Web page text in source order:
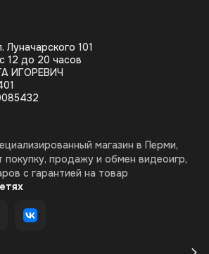
Луначарского 101
12 до 20 часов
ИГОРЕВИЧ
магазин в Перми,
покупку, продажу и обмен видеоигр,
с гарантией на товар